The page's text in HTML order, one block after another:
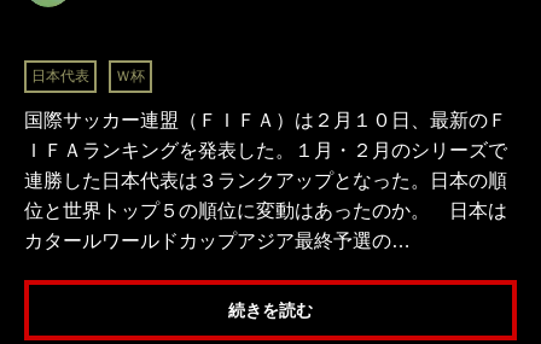
日本代表 Ｗ杯
国際サッカー連盟（ＦＩＦＡ）は２月１０日、最新のＦ
ＩＦＡランキングを発表した。１月・２月のシリーズで
連勝した日本代表は３ランクアップとなった。日本の順
位と世界トップ５の順位に変動はあったのか。 日本は
カタールワールドカップアジア最終予選の…
続きを読む